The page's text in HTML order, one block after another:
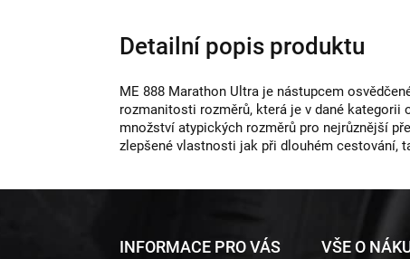
Detailní popis produktu
ME 888 Marathon Ultra je nástupcem
rozmanitosti rozměrů, která je v dané
množství atypických rozměrů pro nejrůznější
zlepšené vlastnosti jak při dlouhém cestování,
INFORMACE PRO VÁS VŠE O